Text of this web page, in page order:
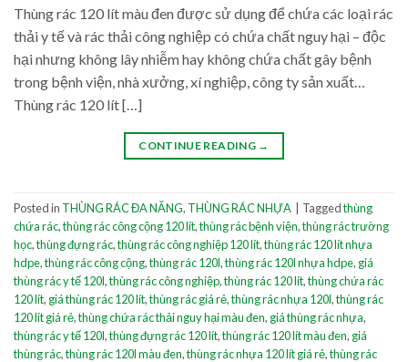
Thùng rác 120 lít màu đen được sử dụng để chứa các loại rác
thải y tế và rác thải công nghiệp có chứa chất nguy hại – độc
hại nhưng không lây nhiễm hay không chứa chất gây bệnh
trong bệnh viện, nhà xưởng, xí nghiệp, công ty sản xuất…
Thùng rác 120 lít […]
CONTINUE READING →
Posted in THÙNG RÁC ĐA NĂNG, THÙNG RÁC NHỰA Taggedthùng
chứa rác,thùng rác công cộng 120 lít,thùng rác bệnh viện,thùng rác trường
học,thùng đựng rác,thùng rác công nghiệp 120 lít,thùng rác 120 lít nhựa
hdpe,thùng rác công cộng,thùng rác 120l,thùng rác 120l nhựa hdpe, giá
thùng rác y tế 120l,thùng rác công nghiệp,thùng rác 120 lít,thùng chứa rác
120 lít, giá thùng rác 120 lít,thùng rác giá rẻ,thùng rác nhựa 120l,thùng rác
120 lít giá rẻ,thùng chứa rác thải nguy hại màu đen, giá thùng rác nhựa,
thùng rác y tế 120l,thùng đựng rác 120 lít,thùng rác 120 lít màu đen, giá
thùng rác,thùng rác 120l màu đen,thùng rác nhựa 120 lít giá rẻ,thùng rác